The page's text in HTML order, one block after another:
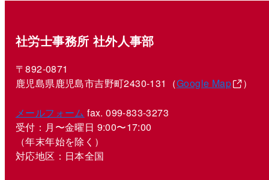
社労士事務所 社外人事部
〒892-0871
鹿児島県鹿児島市吉野町2430-131（Google Map ）
メールフォーム fax. 099-833-3273
受付：月〜金曜日 9:00〜17:00
（年末年始を除く）
対応地区：日本全国